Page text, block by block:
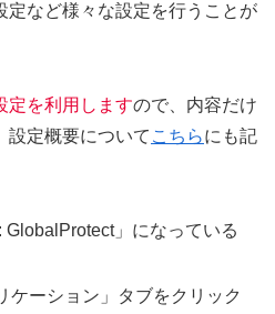
定など様々な設定を行うことが
定を利用しますので、内容だけ
設定概要について こちらにも記
GlobalProtect」になっている
ケーション」タブをクリック